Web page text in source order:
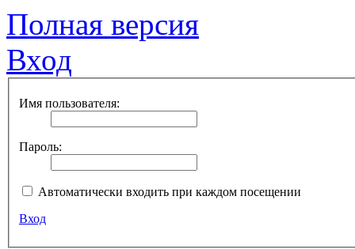
Полная версия
Вход
Имя пользователя:
Пароль:
Автоматически входить при каждом посещении
Вход